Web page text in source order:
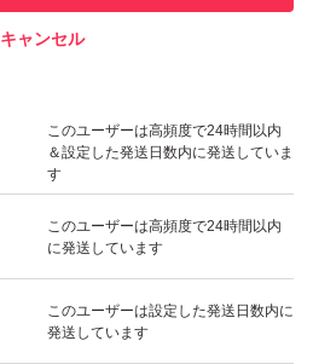
このユーザーは高頻度で24時間以内
＆設定した発送日数内に発送していま
す
このユーザーは高頻度で24時間以内
に発送しています
このユーザーは設定した発送日数内に
発送しています
キャンセル
いいね！
1,100